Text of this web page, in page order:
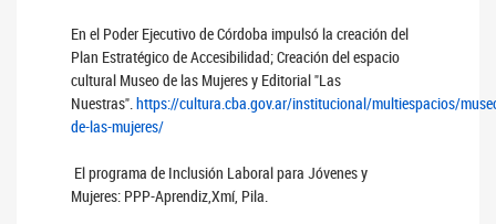
En el Poder Ejecutivo de Córdoba impulsó la creación del
Plan Estratégico de Accesibilidad; Creación del espacio
cultural Museo de las Mujeres y Editorial "Las
Nuestras".https://cultura.cba.gov.ar/institucional/multiespacios/
de-las-mujeres/
El programa de Inclusión Laboral para Jóvenes y
Mujeres: PPP-Aprendiz,Xmí, Pila.